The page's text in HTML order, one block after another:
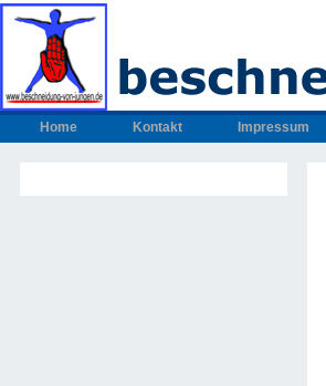
Home Kontakt Impressum